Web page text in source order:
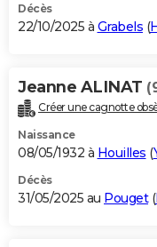
BONS PLANS
Carte de Noël
Carte Bonne année
Carte Saint-Valentin
Carte Pâques
Carte d'anniversaire
DICTIONNAIRE
Dictionnaire
Biographies
Citations
Expressions
Proverbes
PROGRAMME TV
S'inscrire
Se connecter
Lycées
Collèges
Primaires
Universités
Entreprises
Service militaire
Avis de recherche
AVIS DE DÉCÈS
Décès
22/10/2025 à Grabels (
Jeanne ALINAT
Créer une cagnotte
Naissance
08/05/1932 à Houilles (
Décès
31/05/2025 au Pouget(